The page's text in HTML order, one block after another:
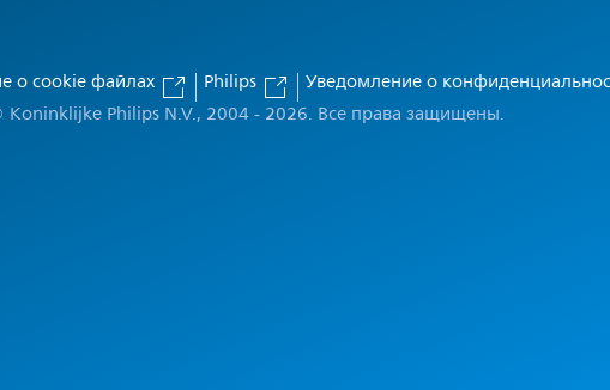
о cookie файлах Philips Уведомление о
Philips N.V., 2004 - 2026. Все права защищены.